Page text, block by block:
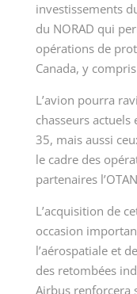
investissements
du NORAD qui
opérations de
Canada, y
L’avion pourra
chasseurs actuels
35, mais aussi
le cadre des
partenaires
L’acquisition de
occasion
l’aérospatiale et
des retombées
Airbus renforcera